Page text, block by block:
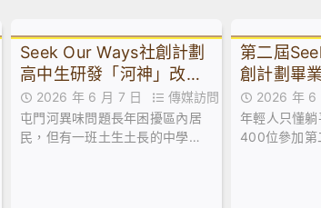
Seek Our Ways社創計劃
高中生研發「河神」改善
屯門河異味奪冠
2026 年 6 月 7 日
傳媒訪問
屯門河異味問題長年困擾區內居
民，但有一班土生土長的中學生
第二屆
創計劃畢
諗出90條
2026 年
年輕人只懂
400位參加